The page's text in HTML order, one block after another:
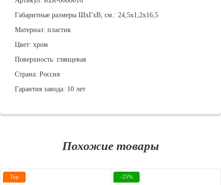
Габаритные размеры ШхГхВ, см.: 24,5х1,2х16,5
Материал: пластик
Цвет: хром
Поверхность: глянцевая
Страна: Россия
Гарантия завода: 10 лет
Похожие товары
Top -25%